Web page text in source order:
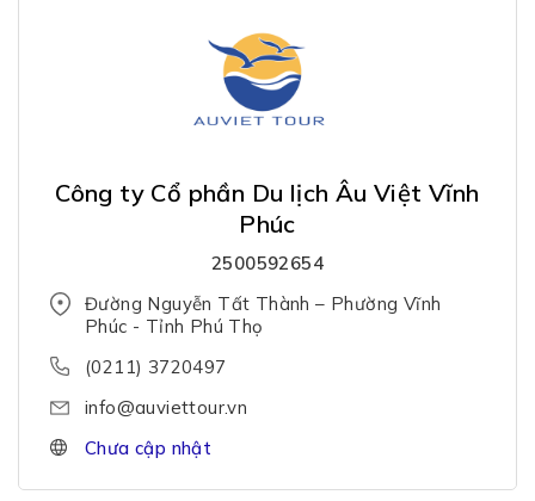
Công ty Cổ phần Du lịch Âu Việt Vĩnh
Phúc
2500592654
Đường Nguyễn Tất Thành – Phường Vĩnh
Phúc - Tỉnh Phú Thọ
(0211) 3720497
info@auviettour.vn
Chưa cập nhật